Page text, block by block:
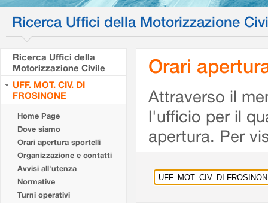
Ricerca Uffici della Motorizzazione
Ricerca Uffici della
Motorizzazione Civile
UFF. MOT. CIV. DI
FROSINONE
Home Page
Dove siamo
Orari apertura sportelli
Organizzazione e contatti
Avvisi all'utenza
Normative
Turni operativi
Orari
Attraverso il
l'ufficio per il
apertura. Per